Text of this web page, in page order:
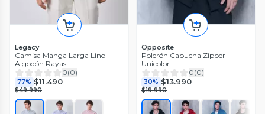
Legacy
Camisa Manga Larga Lino
Algodón Rayas
0(0)
77% $11.490
$49.990
Opposite
Polerón Capucha Zipper
Unicolor
0(0)
30% $13.990
$19.990